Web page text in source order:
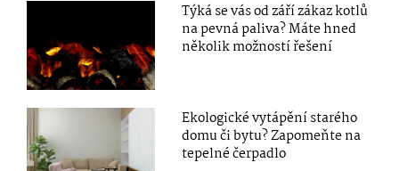
Týká se vás od září zákaz kotlů
na pevná paliva? Máte hned
několik možností řešení
Ekologické vytápění starého
domu či bytu? Zapomeňte na
tepelné čerpadlo